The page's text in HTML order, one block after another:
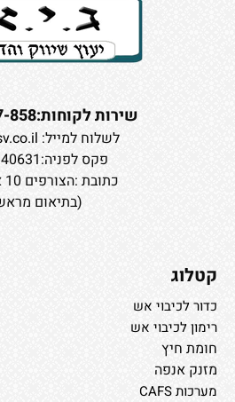
שירות לקוחות:0545-737-858
לשלוח למייל:
פקס לפניה:09-8940631
כתובת :הצורפים 10 א.ת. לוד
(בתיאום
קטלוג
כדור לכיבוי אש
רימון לכיבוי אש
חומת חיץ
מזנק אנפה
מערכות CAFS